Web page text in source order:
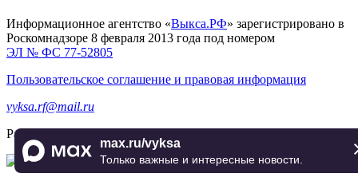
max.ru/vyksa
Только важные и интересные новости.
Информационное агентство «Выкса.РФ» зарегистрировано в
Роскомнадзоре 8 февраля 2013 года под номером
ЭЛ № ФС 77-52805
Пользовательское соглашение и правовая информация
vyksa.rf@mail.ru
Разработка и продвижение —